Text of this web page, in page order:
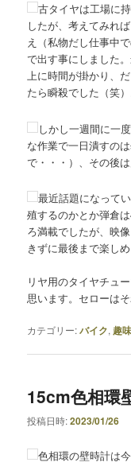
古タイヤは工場に
したが、考えてみれ
え（私物だし仕事中
で出す事にしました
上に時間が掛かり、
たら瞬殺でした（笑）
しかし一週間に一
な作業で一日潰すの
で・・・）、その後
最近話題になって
殖するのかとか弾倉
ろ満載でしたが、映
きずに最後まで楽し
リヤ用のタイヤチュ
思います。セローは
カテゴリー:バイク,趣味
15cm色相環
投稿日時:2023/01/26
色相環の壁時計は